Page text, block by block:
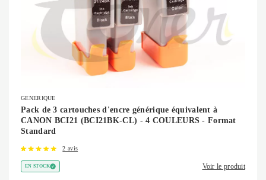
GENERIQUE
Pack de 3 cartouches d'encre générique équivalent à
CANON BCI21 (BCI21BK-CL) - 4 COULEURS - Format
Standard
2 avis
EN STOCK Voir le produit